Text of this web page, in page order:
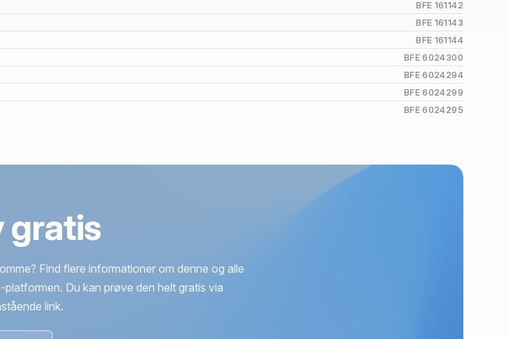
BFE 161142
BFE 161143
BFE 161144
BFE 6024300
BFE 6024294
BFE 6024299
BFE 6024295
gratis
Find flere informationer om denne og alle
Du kan prøve den helt gratis via
link.